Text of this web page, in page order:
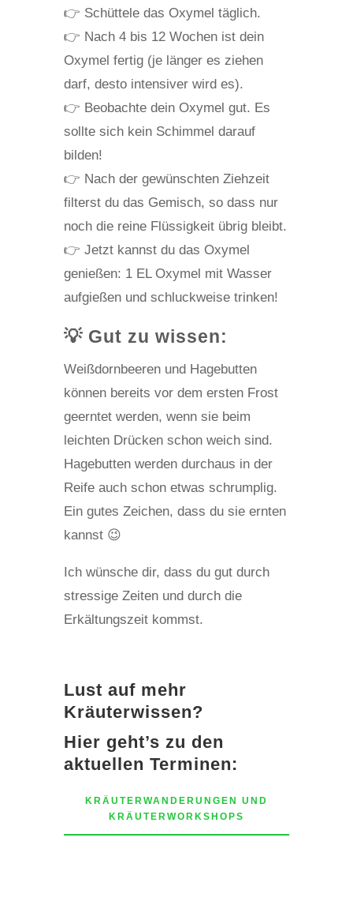
👉 Schüttele das Oxymel täglich.
👉 Nach 4 bis 12 Wochen ist dein
Oxymel fertig (je länger es ziehen
darf, desto intensiver wird es).
👉 Beobachte dein Oxymel gut. Es
sollte sich kein Schimmel darauf
bilden!
👉 Nach der gewünschten Ziehzeit
filterst du das Gemisch, so dass nur
noch die reine Flüssigkeit übrig bleibt.
👉 Jetzt kannst du das Oxymel
genießen: 1 EL Oxymel mit Wasser
aufgießen und schluckweise trinken!
💡 Gut zu wissen:
Weißdornbeeren und Hagebutten
können bereits vor dem ersten Frost
geerntet werden, wenn sie beim
leichten Drücken schon weich sind.
Hagebutten werden durchaus in der
Reife auch schon etwas schrumplig.
Ein gutes Zeichen, dass du sie ernten
kannst 😉
Ich wünsche dir, dass du gut durch
stressige Zeiten und durch die
Erkältungszeit kommst.
Lust auf mehr
Kräuterwissen?
Hier geht’s zu den
aktuellen Terminen:
KRÄUTERWANDERUNGEN UND
KRÄUTERWORKSHOPS